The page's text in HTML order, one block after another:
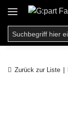
Zurück zur Liste